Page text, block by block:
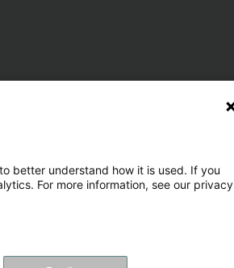
better understand how it is used. If you
For more information, see our privacy